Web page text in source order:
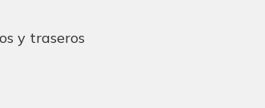
y traseros